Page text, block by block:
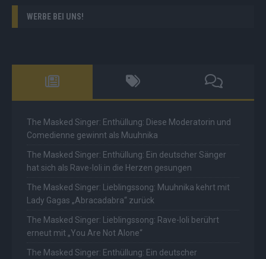
WERBE BEI UNS!
The Masked Singer: Enthüllung: Diese Moderatorin und
Comedienne gewinnt als Muuhnika
The Masked Singer: Enthüllung: Ein deutscher Sänger
hat sich als Rave-Ioli in die Herzen gesungen
The Masked Singer: Lieblingssong: Muuhnika kehrt mit
Lady Gagas „Abracadabra“ zurück
The Masked Singer: Lieblingssong: Rave-Ioli berührt
erneut mit „You Are Not Alone“
The Masked Singer: Enthüllung: Ein deutscher